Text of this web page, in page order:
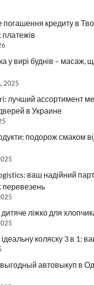
погашення кредиту в
платежів
у вирі буднів – масаж,
2025
лучший ассортимент
в Украине
подорож смаком
ваш надійний
перевезень
ліжко для
коляску 3 в 1:
автовыкуп в